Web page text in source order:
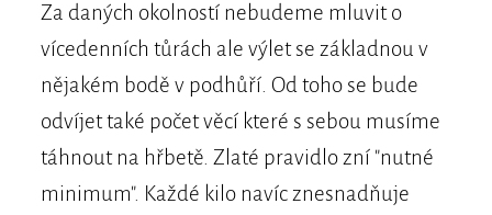
Za daných okolností nebudeme mluvit o
vícedenních tůrách ale výlet se základnou v
nějakém bodě v podhůří. Od toho se bude
odvíjet také počet věcí které s sebou musíme
táhnout na hřbetě. Zlaté pravidlo zní "nutné
minimum". Každé kilo navíc znesnadňuje